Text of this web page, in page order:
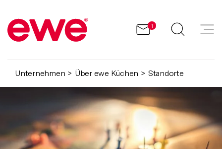
1
Unternehmen Über ewe Küchen Standorte